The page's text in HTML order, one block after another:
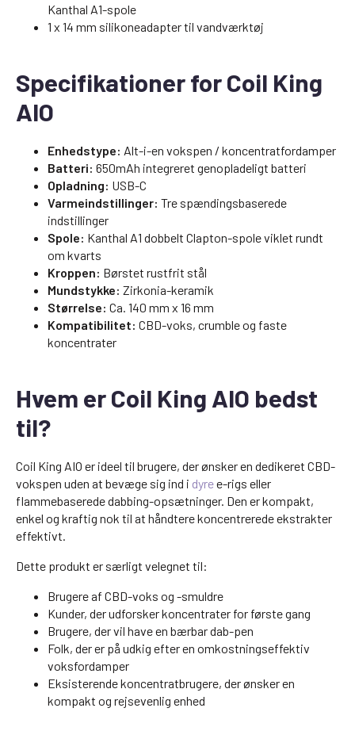
Kanthal A1-spole
1 x 14 mm silikoneadapter til vandværktøj
Specifikationer for Coil King
AIO
Enhedstype: Alt-i-en vokspen / koncentratfordamper
Batteri: 650mAh integreret genopladeligt batteri
Opladning: USB-C
Varmeindstillinger: Tre spændingsbaserede
indstillinger
Spole: Kanthal A1 dobbelt Clapton-spole viklet rundt
om kvarts
Kroppen: Børstet rustfrit stål
Mundstykke: Zirkonia-keramik
Størrelse: Ca. 140 mm x 16 mm
Kompatibilitet: CBD-voks, crumble og faste
koncentrater
Hvem er Coil King AIO bedst
til?
Coil King AIO er ideel til brugere, der ønsker en dedikeret CBD-
vokspen uden at bevæge sig ind i dyree-rigs eller
flammebaserede dabbing-opsætninger. Den er kompakt,
enkel og kraftig nok til at håndtere koncentrerede ekstrakter
effektivt.
Dette produkt er særligt velegnet til:
Brugere af CBD-voks og -smuldre
Kunder, der udforsker koncentrater for første gang
Brugere, der vil have en bærbar dab-pen
Folk, der er på udkig efter en omkostningseffektiv
voksfordamper
Eksisterende koncentratbrugere, der ønsker en
kompakt og rejsevenlig enhed